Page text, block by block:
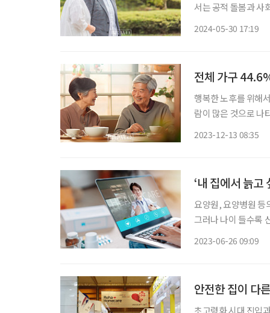
서는 공적 돌봄과 사
2024-05-30 17:19
전체 가구
행복한 노후를 위해
람이 많은 것으로 나
2023-12-13 08:35
‘내 집에서 늙고
요양원, 요양병원 등
그러나 나이 들수록
2023-06-26 09:09
안전한 집이 다
초고령화 시대 진입